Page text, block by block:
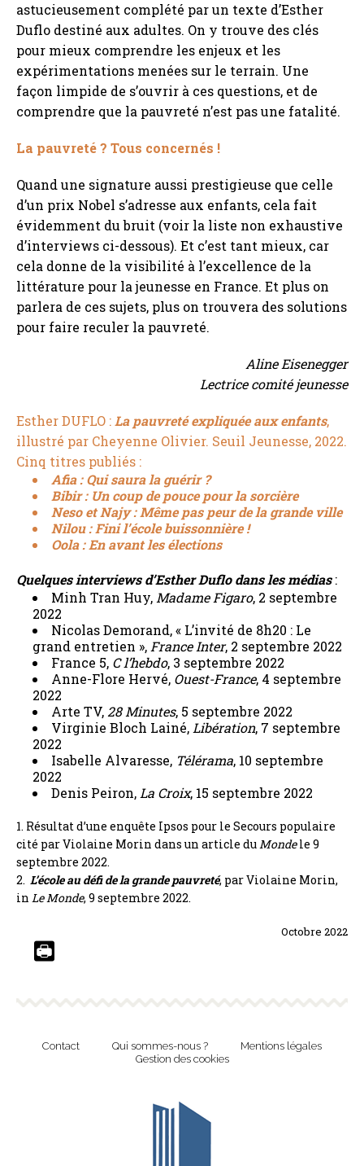
astucieusement complété par un texte d’Esther
Duflo destiné aux adultes. On y trouve des clés
pour mieux comprendre les enjeux et les
expérimentations menées sur le terrain. Une
façon limpide de s’ouvrir à ces questions, et de
comprendre que la pauvreté n’est pas une fatalité.
La pauvreté ? Tous concernés !
Quand une signature aussi prestigieuse que celle
d’un prix Nobel s’adresse aux enfants, cela fait
évidemment du bruit (voir la liste non exhaustive
d’interviews ci-dessous). Et c’est tant mieux, car
cela donne de la visibilité à l’excellence de la
littérature pour la jeunesse en France. Et plus on
parlera de ces sujets, plus on trouvera des solutions
pour faire reculer la pauvreté.
Aline Eisenegger
Lectrice comité jeunesse
Esther DUFLO : La pauvreté expliquée aux enfants,
illustré par Cheyenne Olivier. Seuil Jeunesse, 2022.
Cinq titres publiés :
Afia : Qui saura la guérir ?
Bibir : Un coup de pouce pour la sorcière
Neso et Najy : Même pas peur de la grande ville
Nilou : Fini l’école buissonnière !
Oola : En avant les élections
Quelques interviews d’Esther Duflodans les médias:
Minh Tran Huy, Madame Figaro, 2 septembre
2022
Nicolas Demorand, « L’invité de 8h20 : Le
grand entretien », France Inter, 2 septembre 2022
France 5, C l’hebdo, 3 septembre 2022
Anne-Flore Hervé, Ouest-France, 4 septembre
2022
Arte TV, 28 Minutes, 5 septembre 2022
Virginie Bloch Lainé, Libération, 7 septembre
2022
Isabelle Alvaresse, Télérama, 10 septembre
2022
Denis Peiron, La Croix, 15 septembre 2022
1. Résultat d’une enquête Ipsos pour le Secours populaire
cité par Violaine Morin dans un article duMondele 9
septembre 2022.
2. L’école au défi de la grande pauvreté, par Violaine Morin,
in Le Monde, 9 septembre 2022.
Octobre 2022
Contact Qui sommes-nous ?
Mentions légales
Gestion des cookies